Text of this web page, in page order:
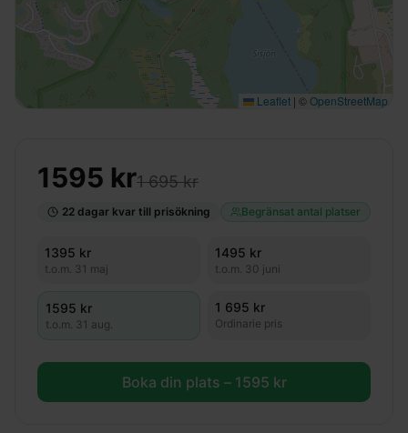
Leaflet | ©OpenStreetMap
1595 kr1 695 kr
22 dagar kvar till prisökning Begränsat antal platser
1395 kr
t.o.m. 31 maj
1495 kr
t.o.m. 30 juni
1595 kr
t.o.m. 31 aug.
1 695 kr
Ordinarie pris
Boka din plats – 1595 kr